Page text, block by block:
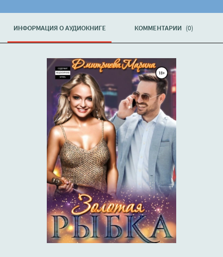
ИНФОРМАЦИЯ О АУДИОКНИГЕ КОММЕНТАРИИ (0)